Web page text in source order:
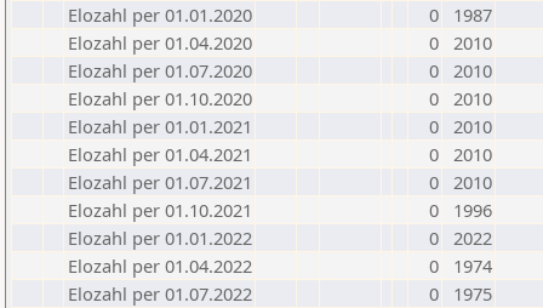
Elozahl per 01.01.2020
0
1987
Elozahl per 01.04.2020
0 2010
Elozahl per 01.07.2020
0 2010
Elozahl per 01.10.2020
0 2010
Elozahl per 01.01.2021
0 2010
Elozahl per 01.04.2021
0 2010
Elozahl per 01.07.2021
0 2010
Elozahl per 01.10.2021
0
1996
Elozahl per 01.01.2022
0 2022
Elozahl per 01.04.2022
0
1974
Elozahl per 01.07.2022
0
1975